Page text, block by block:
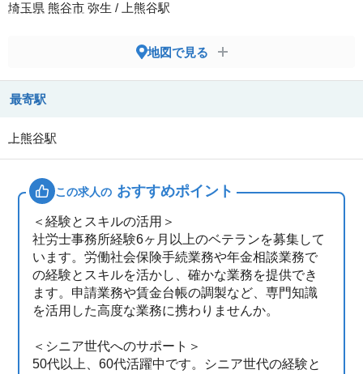
埼玉県 熊谷市 弥生 / 上熊谷駅
地図で見る
最寄駅
上熊谷駅
この求人の おすすめポイント
＜経験とスキルの活用＞
社労士事務所経験6ヶ月以上のベテランを募集して
います。労働社会保険手続業務や年金相談業務で
の経験とスキルを活かし、確かな業務を提供でき
ます。申請業務や賃金台帳の調製など、専門知識
を活用した高度な業務に携わりませんか。
＜シニア世代へのサポート＞
50代以上、60代活躍中です。シニア世代の経験と